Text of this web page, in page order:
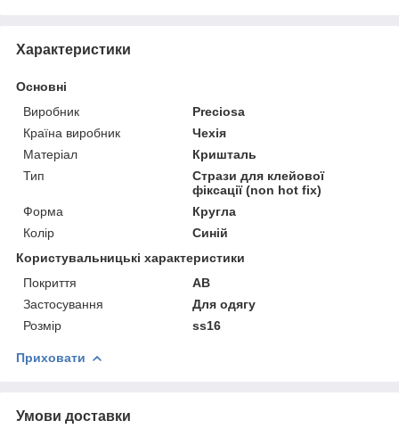
Характеристики
Основні
Виробник
Preciosa
Країна виробник
Чехія
Матеріал
Кришталь
Тип
Стрази для клейової
фіксації (non hot fix)
Форма
Кругла
Колір
Синій
Користувальницькі характеристики
Покриття
AB
Застосування
Для одягу
Розмір
ss16
Приховати
Умови доставки